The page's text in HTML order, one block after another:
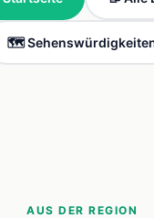
🗺️
AUS DER REGION